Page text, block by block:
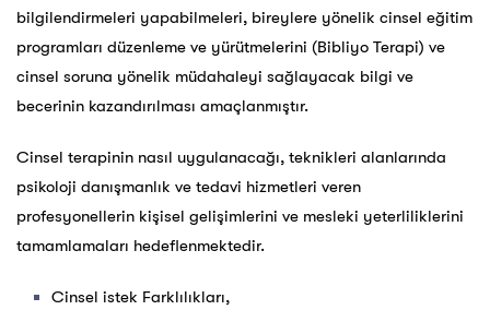
bilgilendirmeleri yapabilmeleri, bireylere yönelik cinsel eğitim
programları düzenleme ve yürütmelerini (Bibliyo Terapi) ve
cinsel soruna yönelik müdahaleyi sağlayacak bilgi ve
becerinin kazandırılması amaçlanmıştır.
Cinsel terapinin nasıl uygulanacağı, teknikleri alanlarında
psikoloji danışmanlık ve tedavi hizmetleri veren
profesyonellerin kişisel gelişimlerini ve mesleki yeterliliklerini
tamamlamaları hedeflenmektedir.
Cinsel istek Farklılıkları,